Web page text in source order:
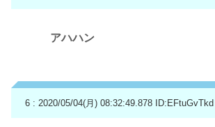
アハハン
6 : 2020/05/04(月) 08:32:49.878 ID:EFtuGvTkd